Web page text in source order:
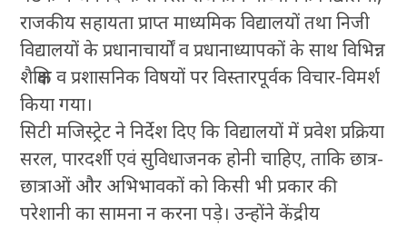
राजकीय सहायता प्राप्त माध्यमिक विद्यालयों तथा निजी
विद्यालयों के प्रधानाचार्यों व प्रधानाध्यापकों के साथ विभिन्न
शैक्षिक व प्रशासनिक विषयों पर विस्तारपूर्वक विचार-विमर्श
किया गया।
सिटी मजिस्ट्रेट ने निर्देश दिए कि विद्यालयों में प्रवेश प्रक्रिया
सरल, पारदर्शी एवं सुविधाजनक होनी चाहिए, ताकि छात्र-
छात्राओं और अभिभावकों को किसी भी प्रकार की
परेशानी का सामना न करना पड़े। उन्होंने केंद्रीय